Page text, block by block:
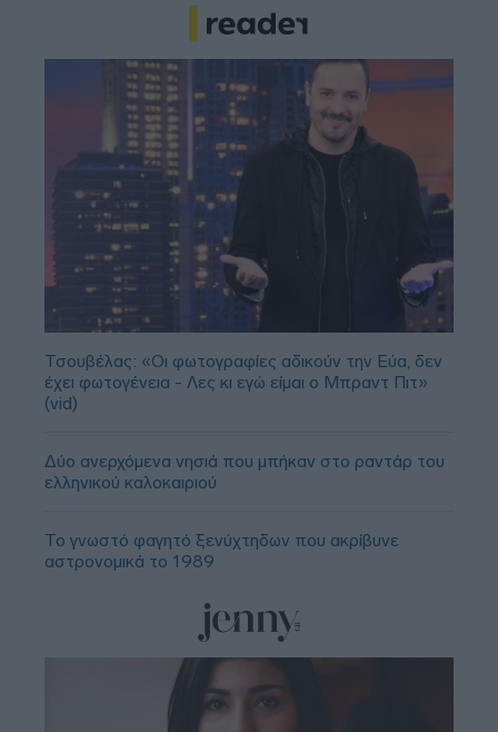
Τσουβέλας: «Οι φωτογραφίες αδικούν την Εύα, δεν
έχει φωτογένεια - Λες κι εγώ είμαι ο Μπραντ Πιτ»
(vid)
Δύο ανερχόμενα νησιά που μπήκαν στο ραντάρ του
ελληνικού καλοκαιριού
Το γνωστό φαγητό ξενύχτηδων που ακρίβυνε
αστρονομικά το 1989